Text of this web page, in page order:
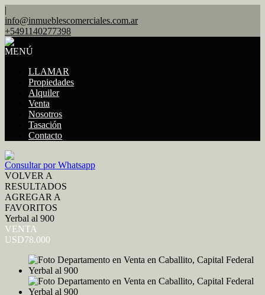
|
info@inmueblescomerciales.com.ar
+5491140277398
MENÚ
LLAMAR
Propiedades
Alquiler
Venta
Nosotros
Tasación
Contacto
Consultar por Whatsapp
VOLVER A
RESULTADOS
AGREGAR A
FAVORITOS
Yerbal al 900
VENTA
USD78.000